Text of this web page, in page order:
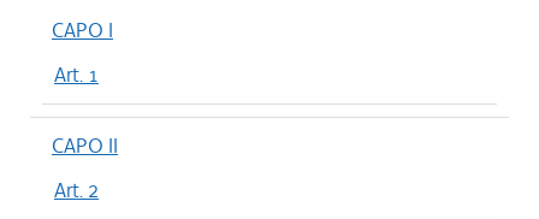
CAPO I
Art. 1
CAPO II
Art. 2